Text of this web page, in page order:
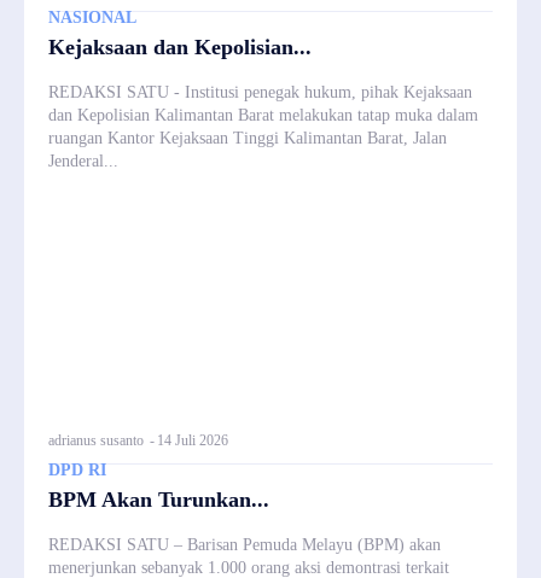
NASIONAL
Kejaksaan dan Kepolisian...
REDAKSI SATU - Institusi penegak hukum, pihak Kejaksaan
dan Kepolisian Kalimantan Barat melakukan tatap muka dalam
ruangan Kantor Kejaksaan Tinggi Kalimantan Barat, Jalan
Jenderal...
adrianus susanto - 14 Juli 2026
DPD RI
BPM Akan Turunkan...
REDAKSI SATU – Barisan Pemuda Melayu (BPM) akan
menerjunkan sebanyak 1.000 orang aksi demontrasi terkait